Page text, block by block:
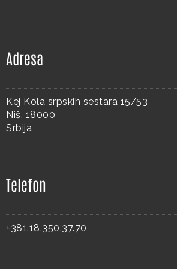
Adresa
Kej Kola srpskih sestara 15/53
Niš, 18000
Srbija
Telefon
+381.18.350.37.70